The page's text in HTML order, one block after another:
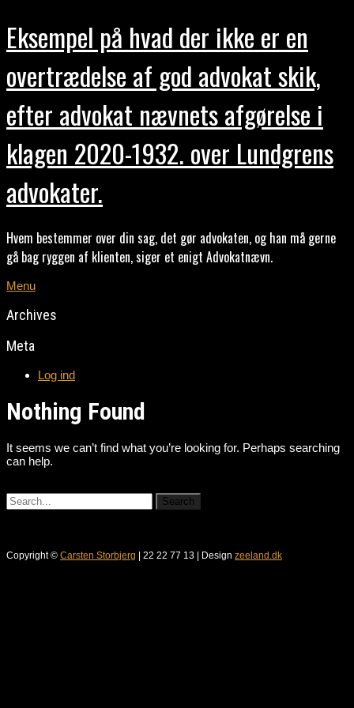
Eksempel på hvad der ikke er en
overtrædelse af god advokat skik,
efter advokat nævnets afgørelse i
klagen 2020-1932. over Lundgrens
advokater.
Hvem bestemmer over din sag, det gør advokaten, og han må gerne
gå bag ryggen af klienten, siger et enigt Advokatnævn.
Menu
Archives
Meta
Log ind
Nothing Found
It seems we can’t find what you’re looking for. Perhaps searching
can help.
Copyright © Carsten Storbjerg | 22 22 77 13 | Design zeeland.dk